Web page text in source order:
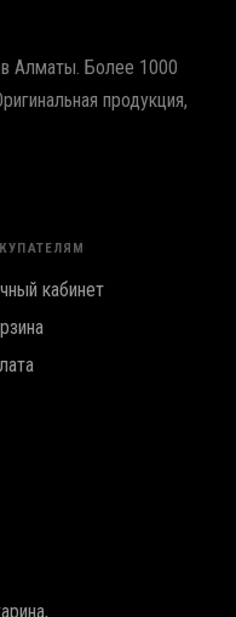
в Алматы. Более 1000
продукция,
кабинет